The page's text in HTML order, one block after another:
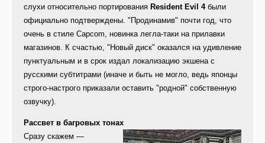
слухи относительно портирования Resident Evil 4были
официально подтверждены. "Продинамив" почти год, что
очень в стиле Capcom, новинка легла-таки на прилавки
магазинов. К счастью, "Новый диск" оказался на удивление
пунктуальным и в срок издал локализацию экшена с
русскими субтитрами (иначе и быть не могло, ведь японцы
строго-настрого приказали оставить "родной" собственную
озвучку).
Рассвет в багровых тонах
Сразу скажем —